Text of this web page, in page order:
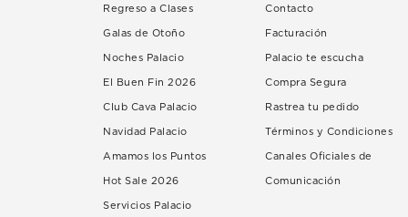
Regreso a Clases
Galas de Otoño
Noches Palacio
El Buen Fin 2026
Club Cava Palacio
Navidad Palacio
Amamos los Puntos
Hot Sale 2026
Servicios Palacio
Contacto
Facturación
Palacio te escucha
Compra Segura
Rastrea tu pedido
Términos y Condiciones
Canales Oficiales de
Comunicación